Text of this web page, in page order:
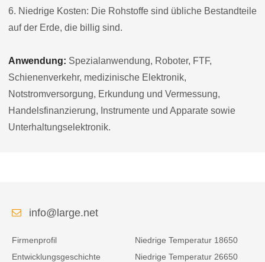
6. Niedrige Kosten: Die Rohstoffe sind übliche Bestandteile
auf der Erde, die billig sind.
Anwendung: Spezialanwendung, Roboter, FTF,
Schienenverkehr, medizinische Elektronik,
Notstromversorgung, Erkundung und Vermessung,
Handelsfinanzierung, Instrumente und Apparate sowie
Unterhaltungselektronik.
info@large.net
Firmenprofil
Entwicklungsgeschichte
Niedrige Temperatur 18650
Niedrige Temperatur 26650